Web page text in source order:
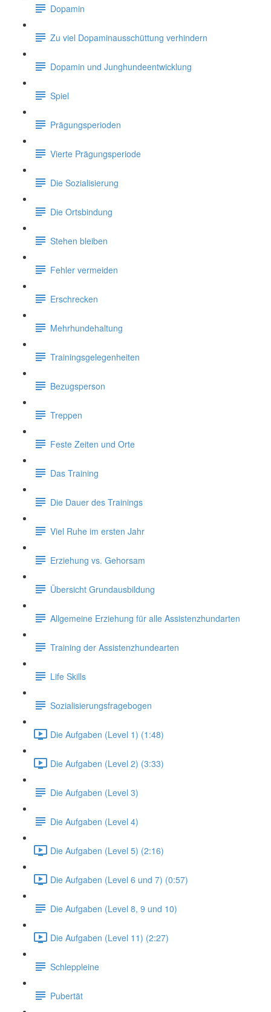
Dopamin
Zu viel Dopaminausschüttung verhindern
Dopamin und Junghundeentwicklung
Spiel
Prägungsperioden
Vierte Prägungsperiode
Die Sozialisierung
Die Ortsbindung
Stehen bleiben
Fehler vermeiden
Erschrecken
Mehrhundehaltung
Trainingsgelegenheiten
Bezugsperson
Treppen
Feste Zeiten und Orte
Das Training
Die Dauer des Trainings
Viel Ruhe im ersten Jahr
Erziehung vs. Gehorsam
Übersicht Grundausbildung
Allgemeine Erziehung für alle Assistenzhundarten
Training der Assistenzhundearten
Life Skills
Sozialisierungsfragebogen
Die Aufgaben (Level 1) (1:48)
Die Aufgaben (Level 2) (3:33)
Die Aufgaben (Level 3)
Die Aufgaben (Level 4)
Die Aufgaben (Level 5) (2:16)
Die Aufgaben (Level 6 und 7) (0:57)
Die Aufgaben (Level 8, 9 und 10)
Die Aufgaben (Level 11) (2:27)
Schleppleine
Pubertät